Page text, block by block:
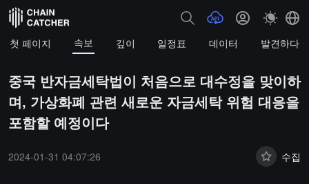
첫 페이지 속보 깊이 일정표 데이터 발견하다
중국 반자금세탁법이 처음으로 대수정을 맞이하
며, 가상화폐 관련 새로운 자금세탁 위험 대응을
포함할 예정이다
2024-01-31 04:07:26 수집